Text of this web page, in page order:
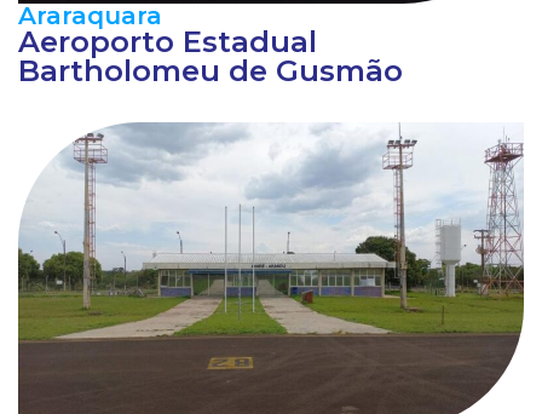
Araraquara
Aeroporto Estadual
Bartholomeu de Gusmão